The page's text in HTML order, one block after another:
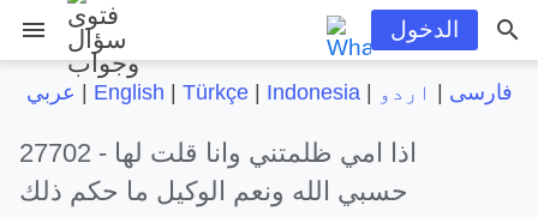
menu الدخول
عربي English Türkçe| Indonesia| فارسی اردو
27702 - اذا امي ظلمتني وانا قلت لها
حسبي الله ونعم الوكيل ما حكم ذلك